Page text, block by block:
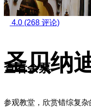
4.0 (268 评论)
圣贝纳
参观教堂，欣赏错综复
查看余票